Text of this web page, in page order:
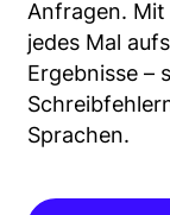
Anfragen.
jedes Mal
Ergebnisse –
Sprachen.